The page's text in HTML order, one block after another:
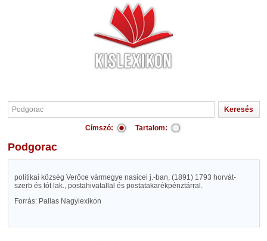
Címszó: Tartalom:
Podgorac
politikai község Verőce vármegye nasicei j.-ban, (1891) 1793 horvát-
szerb és tót lak., postahivatallal és postatakarékpénztárral.
Forrás: Pallas Nagylexikon